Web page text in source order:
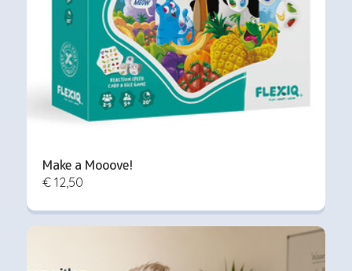
Make a Mooove!
€ 12,50